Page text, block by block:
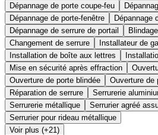
Dépannage de porte coupe-feu
Dépannage de porte-fenêtre
Dépannage
Dépannage de serrure de portail
Changement de serrure
Installateur de
Installation de boîte aux lettres
Mise en sécurité après effraction
Ouverture de porte blindée
Ouverture de
Réparation de serrure
Serrurerie
Serrurerie métallique
Serrurier agréé
Serrurier pour rideau métallique
Voir plus (+21)